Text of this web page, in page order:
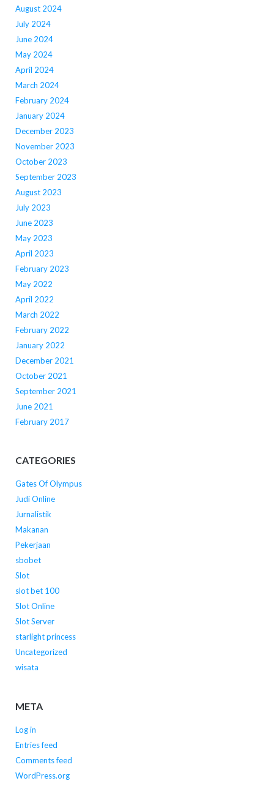
August 2024
July 2024
June 2024
May 2024
April 2024
March 2024
February 2024
January 2024
December 2023
November 2023
October 2023
September 2023
August 2023
July 2023
June 2023
May 2023
April 2023
February 2023
May 2022
April 2022
March 2022
February 2022
January 2022
December 2021
October 2021
September 2021
June 2021
February 2017
CATEGORIES
Gates Of Olympus
Judi Online
Jurnalistik
Makanan
Pekerjaan
sbobet
Slot
slot bet 100
Slot Online
Slot Server
starlight princess
Uncategorized
wisata
META
Log in
Entries feed
Comments feed
WordPress.org